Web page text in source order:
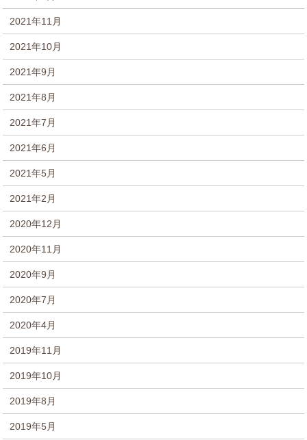
2021年11月
2021年10月
2021年9月
2021年8月
2021年7月
2021年6月
2021年5月
2021年2月
2020年12月
2020年11月
2020年9月
2020年7月
2020年4月
2019年11月
2019年10月
2019年8月
2019年5月